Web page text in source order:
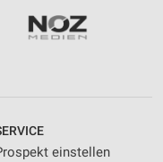
einstellen